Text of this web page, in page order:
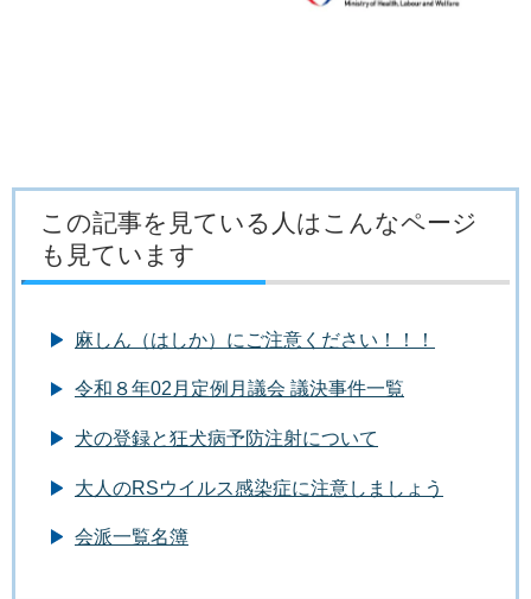
この記事を見ている人はこんなページ
も見ています
麻しん（はしか）にご注意ください！！！
令和８年02月定例月議会 議決事件一覧
犬の登録と狂犬病予防注射について
大人のRSウイルス感染症に注意しましょう
会派一覧名簿